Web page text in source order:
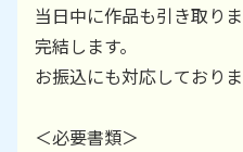
当日中に作品も引き取り
完結します。
お振込にも対応しておりま
＜必要書類＞